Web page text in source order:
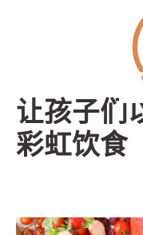
让孩子们
彩虹饮食